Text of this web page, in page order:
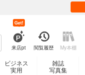
来店pt
Get!
閲覧履歴 My本棚
ビジネス
実用
雑誌
写真集